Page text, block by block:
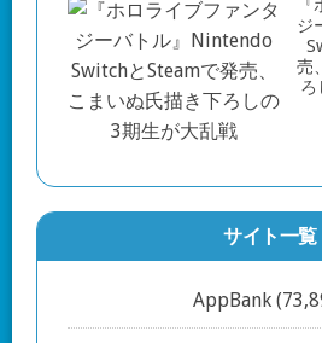
ジ
売
ろ
サイト一覧
AppBank